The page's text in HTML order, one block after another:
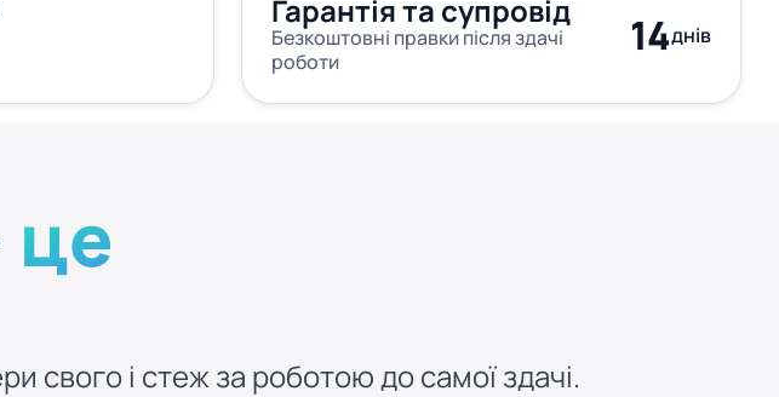
Гарантія та супровід
Безкоштовні правки після здачі
роботи
14днів
це
свого і стеж за роботою до самої здачі.